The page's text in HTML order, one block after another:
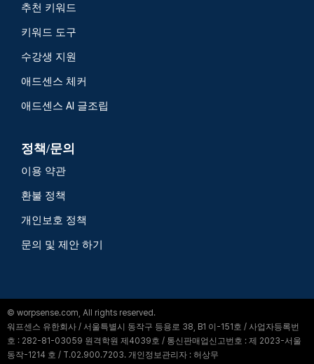
추천 키워드
키워드 도구
수강생 지원
애드센스 체커
애드센스 AI 글조립
정책/문의
이용 약관
환불 정책
개인보호 정책
문의 및 제안 하기
© worpsense.com, All rights reserved.
워프센스 유한회사 / 서울특별시 동작구 등용로 38, B1 이-151호 / 사업자등록번
호 : 282-81-03059 원격학원 제4039호 / 통신판매업신고번호 : 제 2023-서울
동작-1214 호 / T.02.900.7203. 개인정보관리자 : 허상무